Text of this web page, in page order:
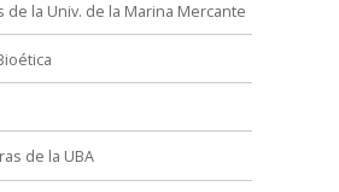
de la Univ. de la Marina Mercante
de la UBA